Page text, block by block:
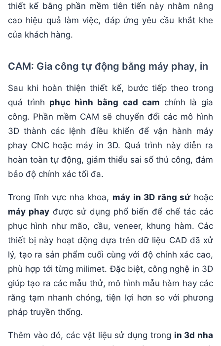
thiết kế bằng phần mềm tiên tiến này nhằm nâng
cao hiệu quả làm việc, đáp ứng yêu cầu khắt khe
của khách hàng.
CAM: Gia công tự động bằng máy phay, in
Sau khi hoàn thiện thiết kế, bước tiếp theo trong
quá trình phục hình bằng cad cam chính là gia
công. Phần mềm CAM sẽ chuyển đổi các mô hình
3D thành các lệnh điều khiển để vận hành máy
phay CNC hoặc máy in 3D. Quá trình này diễn ra
hoàn toàn tự động, giảm thiểu sai số thủ công, đảm
bảo độ chính xác tối đa.
Trong lĩnh vực nha khoa, máy in 3D răng sứhoặc
máy phayđược sử dụng phổ biến để chế tác các
phục hình như mão, cầu, veneer, khung hàm. Các
thiết bị này hoạt động dựa trên dữ liệu CAD đã xử
lý, tạo ra sản phẩm cuối cùng với độ chính xác cao,
phù hợp tới từng milimet. Đặc biệt, công nghệ in 3D
giúp tạo ra các mẫu thử, mô hình mẫu hàm hay các
răng tạm nhanh chóng, tiện lợi hơn so với phương
pháp truyền thống.
Thêm vào đó, các vật liệu sử dụng trong in 3d nha